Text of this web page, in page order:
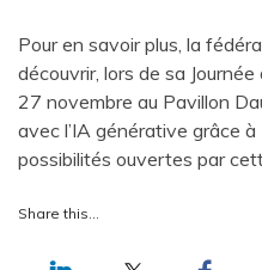
Pour en savoir plus, la
découvrir, lors de sa
27 novembre au Pavillon
avec l’IA générative grâce
possibilités ouvertes par
Share this…